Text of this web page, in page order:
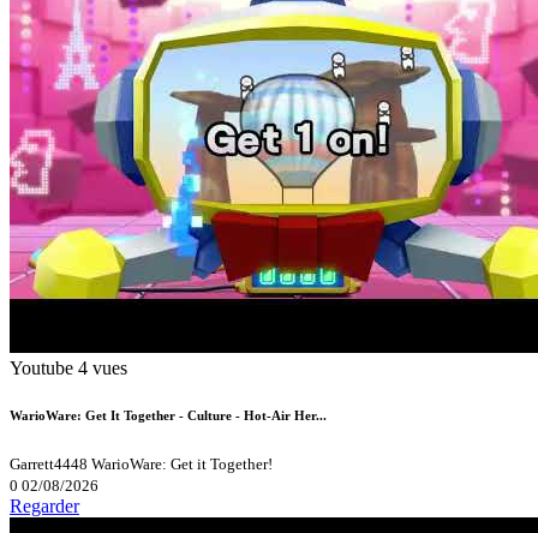
Youtube 4 vues
WarioWare: Get It Together - Culture - Hot-Air Her...
Garrett4448 WarioWare: Get it Together!
0 02/08/2026
Regarder